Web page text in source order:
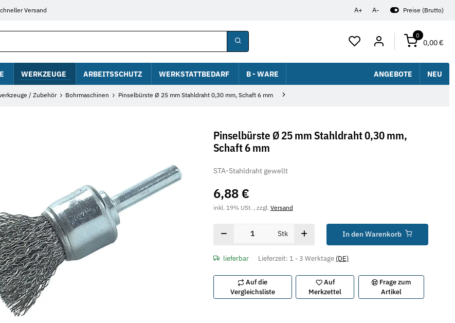
A+ A- Preise (Brutto)
Versand
0
0,00 €
WERKZEUGE ARBEITSSCHUTZ WERKSTATTBEDARF B - WARE ANGEBOTE NEU
/ Zubehör Bohrmaschinen Pinselbürste Ø 25 mm Stahldraht 0,30 mm, Schaft 6 mm
Pinselbürste Ø 25 mm Stahldraht 0,30 mm,
Schaft 6 mm
STA-Stahldraht gewellt
6,88 €
inkl. 19% USt. , zzgl.Versand
Stk In den Warenkorb
lieferbar Lieferzeit: 1 - 3 Werktage (DE)
Auf die
Vergleichsliste
Auf
Merkzettel
Frage zum
Artikel